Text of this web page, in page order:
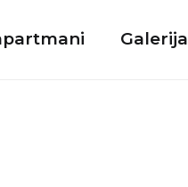
Galerija